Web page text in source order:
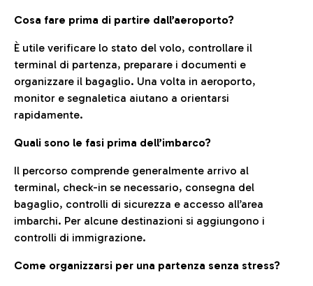
Cosa fare prima di partire dall’aeroporto?
È utile verificare lo stato del volo, controllare il
terminal di partenza, preparare i documenti e
organizzare il bagaglio. Una volta in aeroporto,
monitor e segnaletica aiutano a orientarsi
rapidamente.
Quali sono le fasi prima dell’imbarco?
Il percorso comprende generalmente arrivo al
terminal, check-in se necessario, consegna del
bagaglio, controlli di sicurezza e accesso all’area
imbarchi. Per alcune destinazioni si aggiungono i
controlli di immigrazione.
Come organizzarsi per una partenza senza stress?